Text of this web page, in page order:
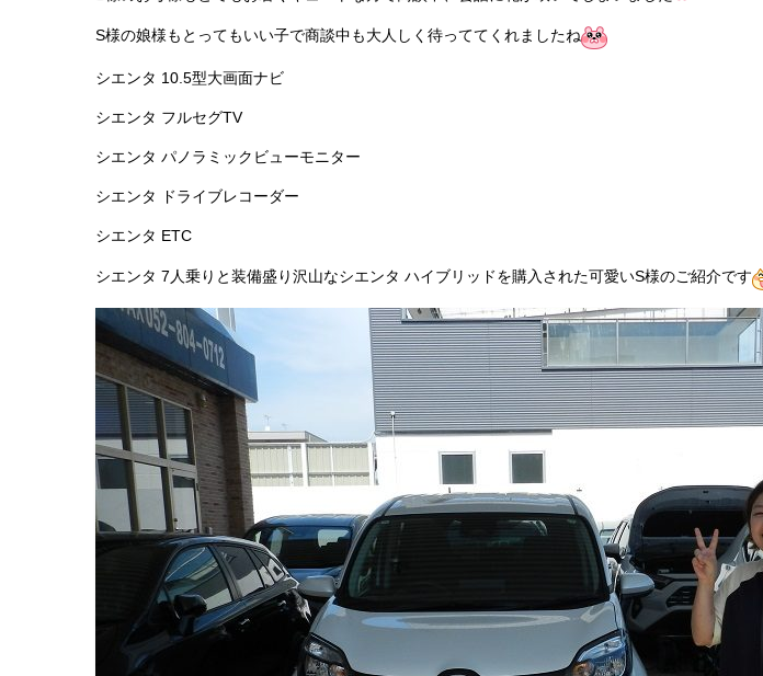
S様の娘様もとってもいい子で商談中も大人しく待っててくれましたね
シエンタ 10.5型大画面ナビ
シエンタ フルセグTV
シエンタ パノラミックビューモニター
シエンタ ドライブレコーダー
シエンタ ETC
シエンタ 7人乗りと装備盛り沢山なシエンタ ハイブリッドを購入された可愛いS様のご紹介です